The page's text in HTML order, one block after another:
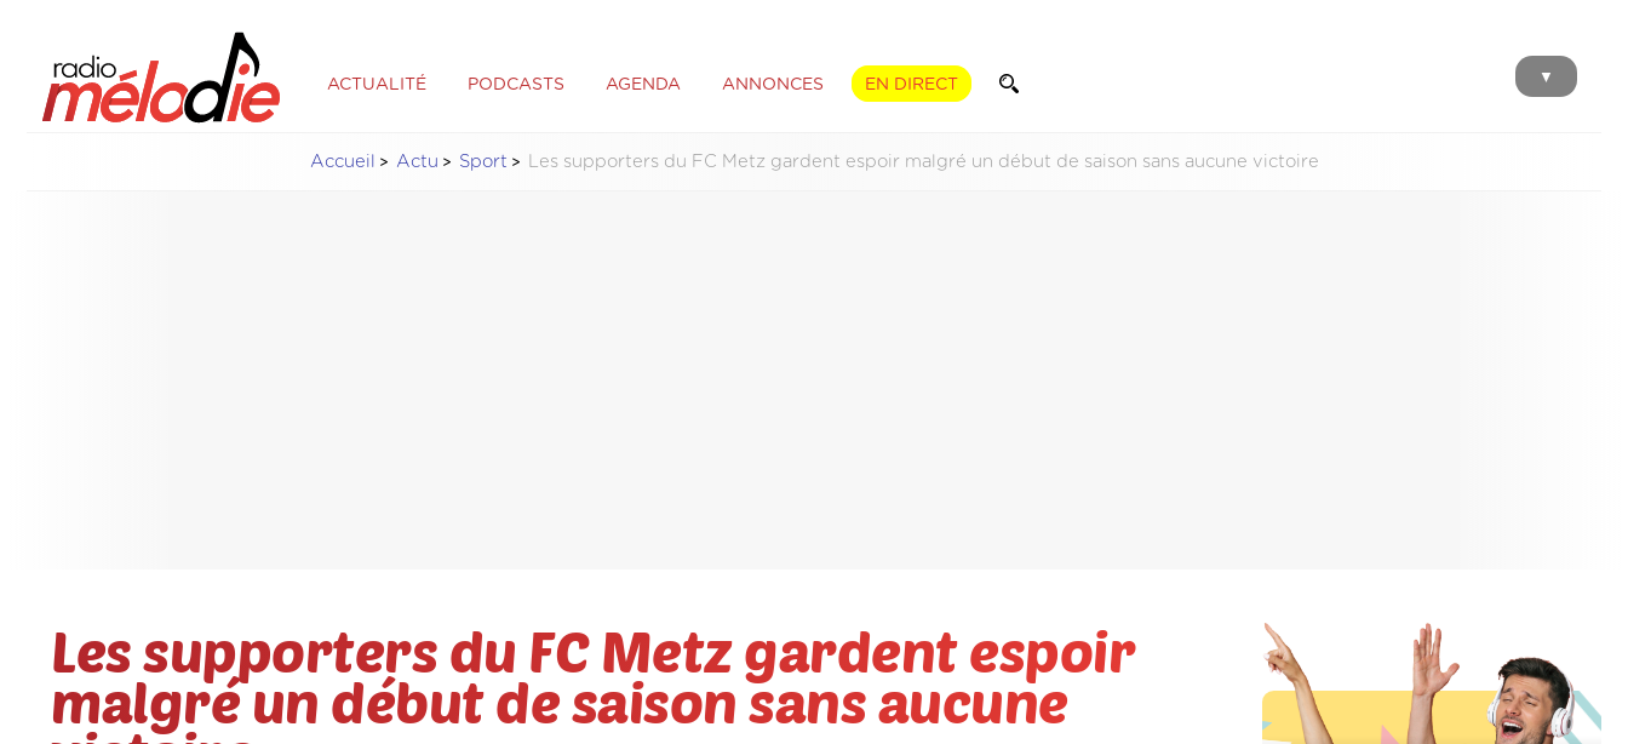
ACTUALITÉ PODCASTS AGENDA ANNONCES EN DIRECT ▼
Accueil Actu Sport Les supporters du FC Metz gardent espoir malgré un début de saison sans aucune victoire
Les supporters du FC Metz gardent espoir
malgré un début de saison sans aucune